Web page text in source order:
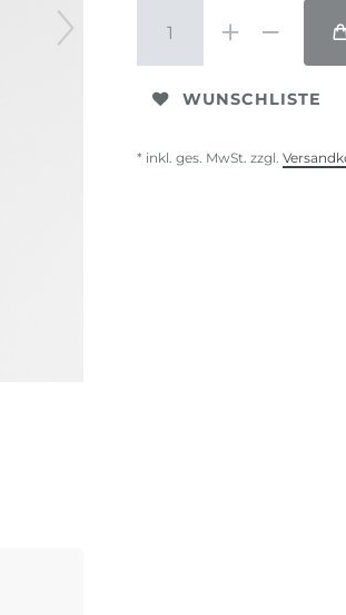
WUNSCHLISTE
* inkl. ges. MwSt. zzgl.